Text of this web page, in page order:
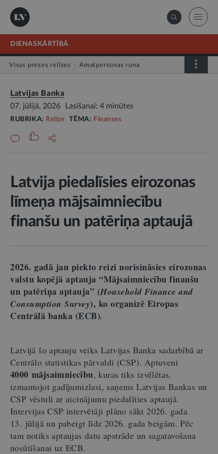
DIENASKĀRTĪBĀ
Visas preses relīzes Amatpersonas runa
Latvijas Banka
07. jūlijā, 2026
Lasīšanai: 4 minūtes
RUBRIKA: Relīze TĒMA: Finanses
Latvija piedalīsies eirozonas
līmeņa mājsaimniecību
finanšu un patēriņa aptaujā
2026. gadā jau piekto reizi norisināsies eirozonas
valstu kopējā aptauja “Mājsaimniecību finanšu
un patēriņa aptauja” (Household Finance and
Consumption Survey), ko organizē Eiropas
Centrālā banka (ECB).
Latvijā šo aptauju veiks Latvijas Banka sadarbībā ar
Centrālo statistikas pārvaldi (CSP). Aptuveni
4000 mājsaimniecību, kuras tiks izvēlētas,
izmantojot gadījumizlasi, saņems Latvijas Bankas un
CSP vēstuli ar aicinājumu piedalīties aptaujā.
Intervijas CSP intervētāji plāno sākt 2026. gada
13. jūlijā un pabeigt līdz 2026. gada beigām. Pēc
tam notiks aptaujas datu apstrāde un sagatavošana
nosūtīšanai uz ECB.